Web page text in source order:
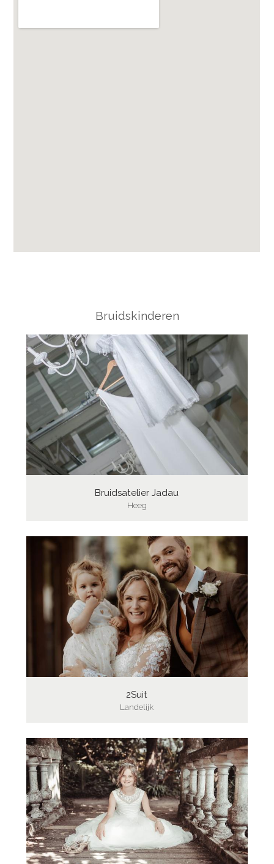
Bruidskinderen
Bruidsatelier Jadau
Heeg
2Suit
Landelijk